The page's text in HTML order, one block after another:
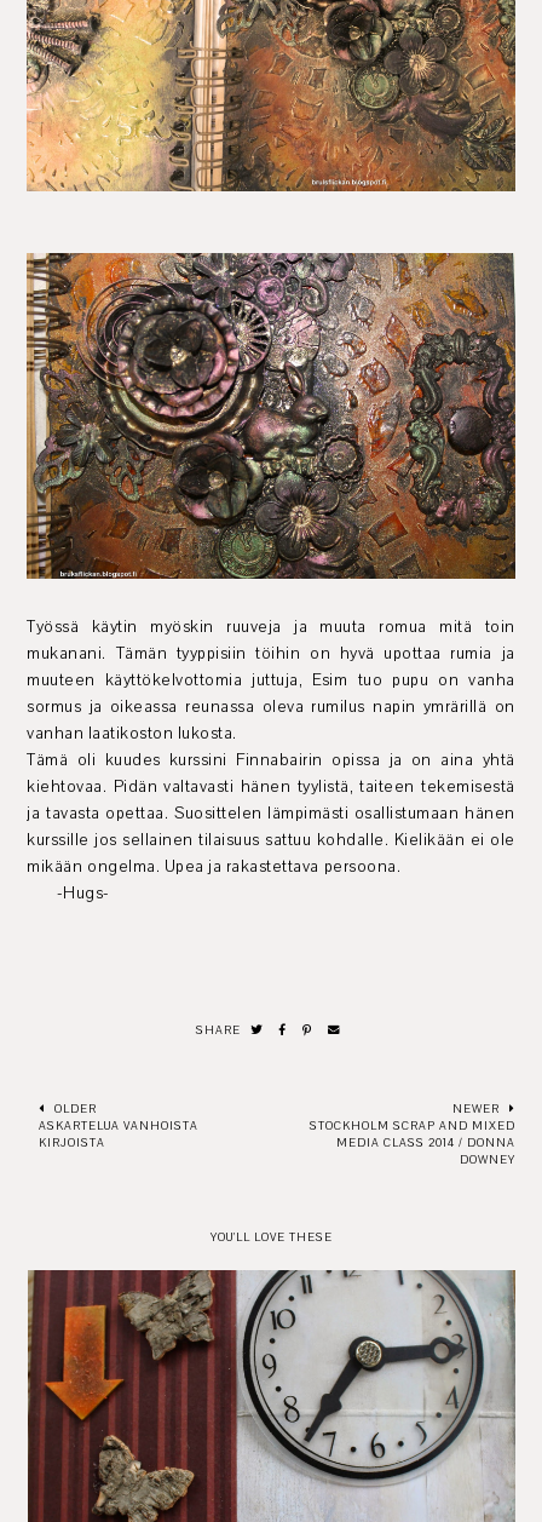
Työssä käytin myöskin ruuveja ja muuta romua mitä toin
mukanani. Tämän tyyppisiin töihin on hyvä upottaa rumia ja
muuteen käyttökelvottomia juttuja, Esim tuo pupu on vanha
sormus ja oikeassa reunassa oleva rumilus napin ymrärillä on
vanhan laatikoston lukosta.
Tämä oli kuudes kurssini Finnabairin opissa ja on aina yhtä
kiehtovaa. Pidän valtavasti hänen tyylistä, taiteen tekemisestä
ja tavasta opettaa. Suosittelen lämpimästi osallistumaan hänen
kurssille jos sellainen tilaisuus sattuu kohdalle. Kielikään ei ole
mikään ongelma. Upea ja rakastettava persoona.
-Hugs-
SHARE
OLDER
ASKARTELUA VANHOISTA
KIRJOISTA
NEWER
STOCKHOLM SCRAP AND MIXED
MEDIA CLASS 2014 / DONNA
DOWNEY
YOU'LL LOVE THESE